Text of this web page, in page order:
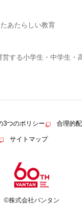
あたらしい教育
する小学生・中学生・
3つのポリシー 合理的
サイトマップ
©株式会社バンタン